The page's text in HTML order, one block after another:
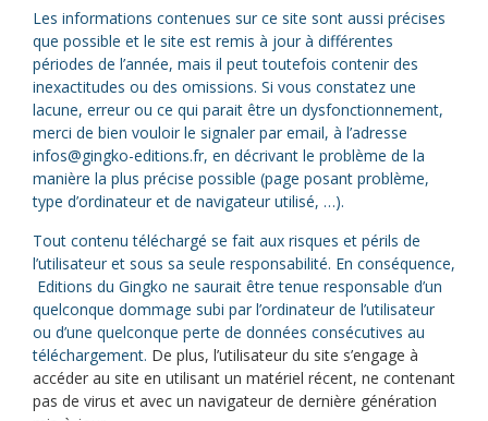
Les informations contenues sur ce site sont aussi précises
que possible et le site est remis à jour à différentes
périodes de l’année, mais il peut toutefois contenir des
inexactitudes ou des omissions. Si vous constatez une
lacune, erreur ou ce qui parait être un dysfonctionnement,
merci de bien vouloir le signaler par email, à l’adresse
infos@gingko-editions.fr, en décrivant le problème de la
manière la plus précise possible (page posant problème,
type d’ordinateur et de navigateur utilisé, …).
Tout contenu téléchargé se fait aux risques et périls de
l’utilisateur et sous sa seule responsabilité. En conséquence,
Editions du Gingko ne saurait être tenue responsable d’un
quelconque dommage subi par l’ordinateur de l’utilisateur
ou d’une quelconque perte de données consécutives au
téléchargement. De plus, l’utilisateur du site s’engage à
accéder au site en utilisant un matériel récent, ne contenant
pas de virus et avec un navigateur de dernière génération